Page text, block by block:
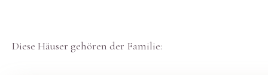
Diese Häuser gehören der Familie: